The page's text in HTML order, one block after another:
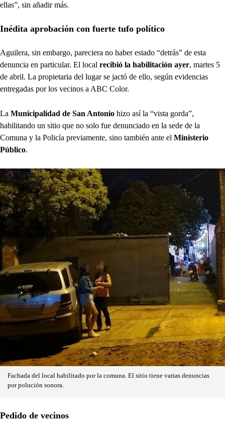
ellas”, sin añadir más.
Inédita aprobación con fuerte tufo político
Aguilera, sin embargo, pareciera no haber estado “detrás” de esta
denuncia en particular. El local recibió la habilitación ayer, martes 5
de abril. La propietaria del lugar se jactó de ello, según evidencias
entregadas por los vecinos a ABC Color.
La Municipalidad de San Antonio hizo así la “vista gorda”,
habilitando un sitio que no solo fue denunciado en la sede de la
Comuna y la Policía previamente, sino también ante el Ministerio
Público.
Fachada del local habilitado por la comuna. El sitio tiene varias denuncias
por polución sonora.
Pedido de vecinos